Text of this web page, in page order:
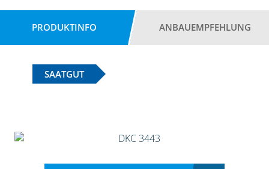
PRODUKTINFO ANBAUEMPFEHLUNG
SAATGUT